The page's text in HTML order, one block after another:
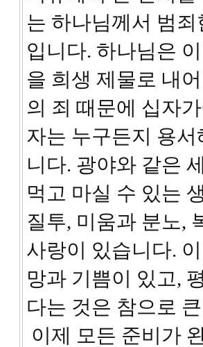
는 하나님께서 범
입니다. 하나님은
을 희생 제물로 내
의 죄 때문에 십자
자는 누구든지 용
니다. 광야와 같은
먹고 마실 수 있는
질투, 미움과 분노,
사랑이 있습니다.
망과 기쁨이 있고,
다는 것은 참으로
이제 모든 준비가